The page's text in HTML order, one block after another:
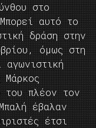
στο
αυτό το
δράση στην
όμως στη
του πλέον τον
έβαλαν
έτσι